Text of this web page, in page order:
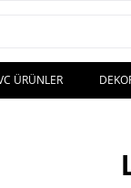
ÜRÜNLER